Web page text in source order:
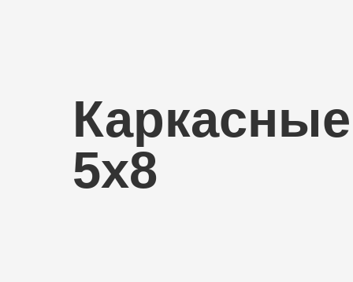
5х8